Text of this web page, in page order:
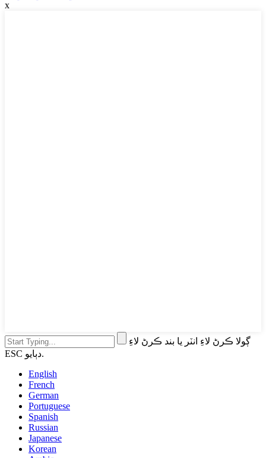
x
ڳولا ڪرڻ لاءِ انٽر يا بند ڪرڻ لاءِ
ESC دٻايو.
English
French
German
Portuguese
Spanish
Russian
Japanese
Korean